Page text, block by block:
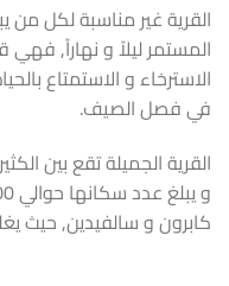
القرية غير مناسبة لكل من
المستمر ليلاً و نهاراً,
الاسترخاء و الاستمتاع
في فصل الصيف.
القرية الجميلة تقع بين
كابرون و سالفيدين, حيث